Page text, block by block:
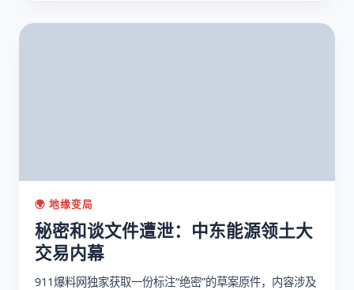
🌍 地缘变局
秘密和谈文件遭泄：中东能源领土大
交易内幕
911爆料网独家获取一份标注“绝密”的草案原件，内容涉及